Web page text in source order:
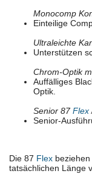
Monocomp
Einteilige
Ultraleichte
Unterstützen
Chrom-Optik
Auffälliges
Optik.
Senior 87Flex
Senior-
Die 87 Flex
tatsächlichen Länge